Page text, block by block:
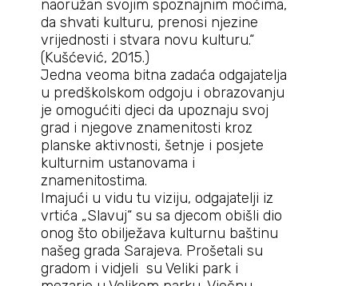
naoružan svojim spoznajnim moćima,
da shvati kulturu, prenosi njezine
vrijednosti i stvara novu kulturu.“
(Kušćević, 2015.)
Jedna veoma bitna zadaća odgajatelja
u predškolskom odgoju i obrazovanju
je omogućiti djeci da upoznaju svoj
grad i njegove znamenitosti kroz
planske aktivnosti, šetnje i posjete
kulturnim ustanovama i
znamenitostima.
Imajući u vidu tu viziju, odgajatelji iz
vrtića „Slavuj“ su sa djecom obišli dio
onog što obilježava kulturnu baštinu
našeg grada Sarajeva. Prošetali su
gradom i vidjeli su Veliki park i